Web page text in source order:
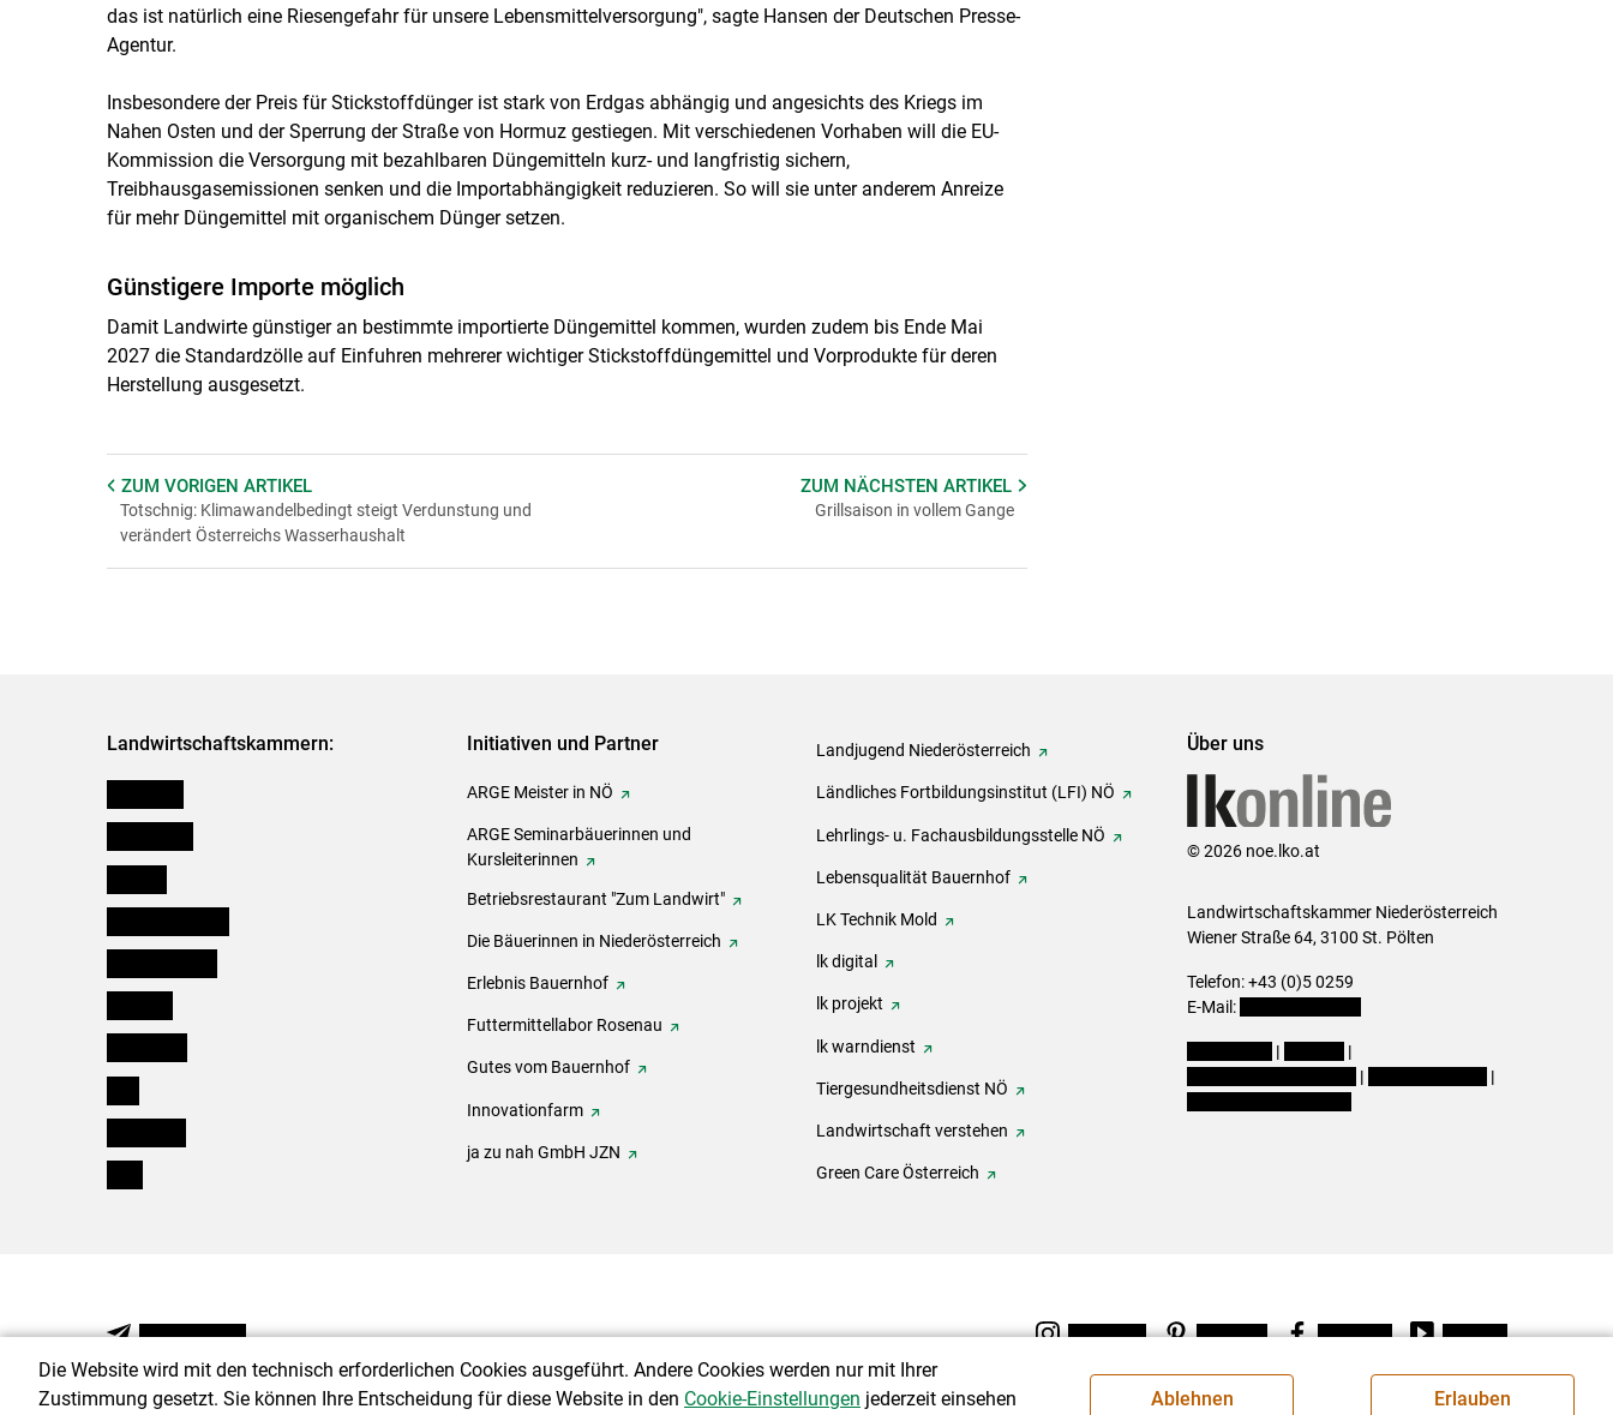
das ist natürlich eine Riesengefahr für unsere Lebensmittelversorgung", sagte Hansen der Deutschen Presse-
Agentur.
Insbesondere der Preis für Stickstoffdünger ist stark von Erdgas abhängig und angesichts des Kriegs im
Nahen Osten und der Sperrung der Straße von Hormuz gestiegen. Mit verschiedenen Vorhaben will die EU-
Kommission die Versorgung mit bezahlbaren Düngemitteln kurz- und langfristig sichern,
Treibhausgasemissionen senken und die Importabhängigkeit reduzieren. So will sie unter anderem Anreize
für mehr Düngemittel mit organischem Dünger setzen.
Günstigere Importe möglich
Damit Landwirte günstiger an bestimmte importierte Düngemittel kommen, wurden zudem bis Ende Mai
2027 die Standardzölle auf Einfuhren mehrerer wichtiger Stickstoffdüngemittel und Vorprodukte für deren
Herstellung ausgesetzt.
ZUM VORIGEN ARTIKEL
Totschnig: Klimawandelbedingt steigt Verdunstung und
verändert Österreichs Wasserhaushalt
ZUM NÄCHSTENARTIKEL
Grillsaison in vollem Gange
Landwirtschaftskammern: Initiativen und Partner
ARGE Meister in NÖ
ARGE Seminarbäuerinnen und
Kursleiterinnen
Betriebsrestaurant "Zum Landwirt"
Die Bäuerinnen in Niederösterreich
Erlebnis Bauernhof
Futtermittellabor Rosenau
Gutes vom Bauernhof
Innovationfarm
ja zu nah GmbH JZN
Landjugend Niederösterreich
Ländliches Fortbildungsinstitut (LFI) NÖ
Lehrlings- u. Fachausbildungsstelle NÖ
Lebensqualität Bauernhof
LK Technik Mold
lk digital
lk projekt
lk warndienst
Tiergesundheitsdienst NÖ
Landwirtschaft verstehen
Green Care Österreich
Über uns
© 2026 noe.lko.at
Landwirtschaftskammer Niederösterreich
Wiener Straße 64, 3100 St. Pölten
Telefon: +43 (0)5 0259
E-Mail:
|
|
|
|
NEWSLETTER Instagram Pinterest Facebook Youtube
Die Website wird mit den technisch erforderlichen Cookies ausgeführt. Andere Cookies werden nur mit Ihrer
Zustimmung gesetzt. Sie können Ihre Entscheidung für diese Website in den Cookie-Einstellungen jederzeit einsehen Ablehnen Erlauben